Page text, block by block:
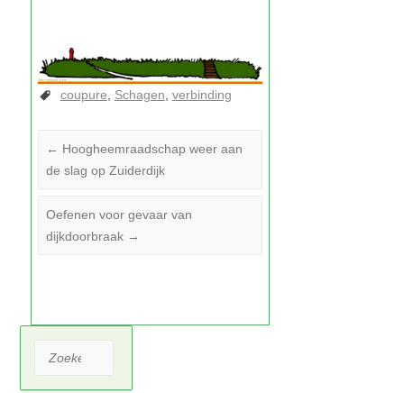
coupure Schagen verbinding
← Hoogheemraadschap weer aan
de slag op Zuiderdijk
Oefenen voor gevaar van
dijkdoorbraak →
Zoeken